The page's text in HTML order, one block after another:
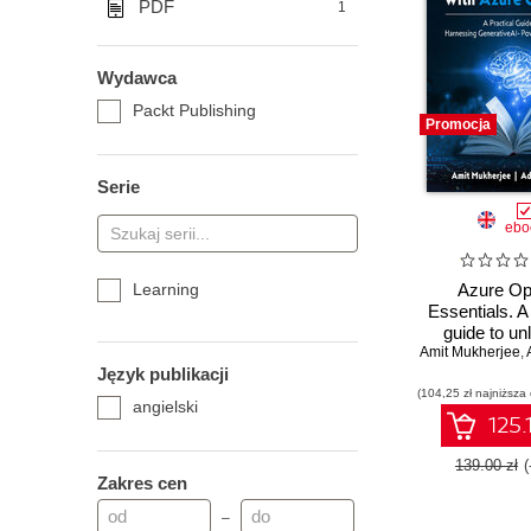
PDF 1
Wydawca
Packt Publishing
Serie
Learning
Język publikacji
angielski
Zakres cen
–
Promocja
Azure
Essentials.
guide to
generative
Amit Mukherjee,
(104,25 zł
139.00 zł